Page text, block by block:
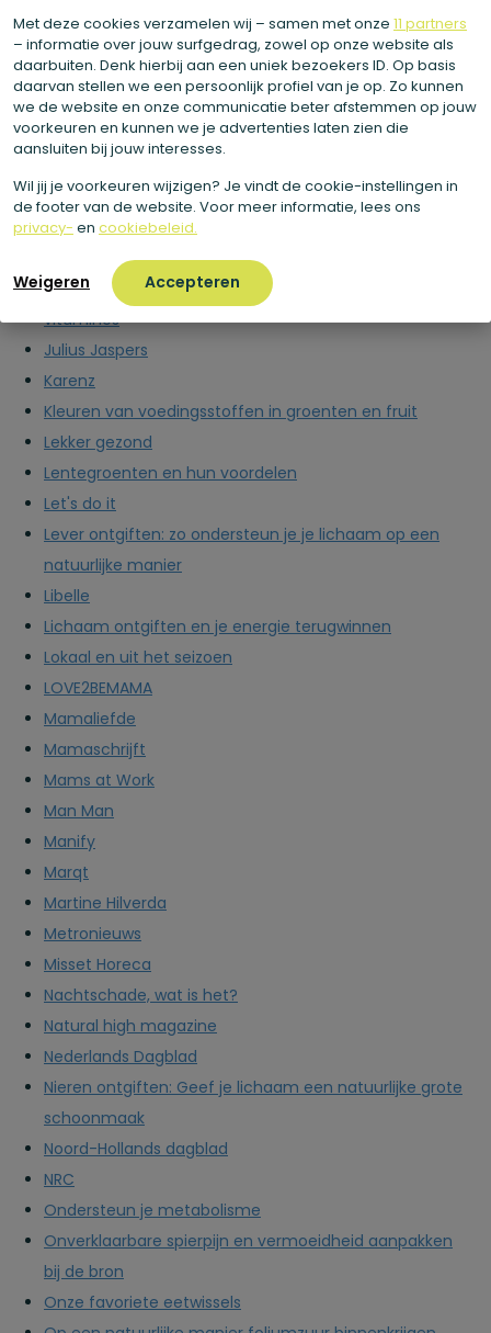
Met deze cookies verzamelen wij – samen met onze 11 partners
– informatie over jouw surfgedrag, zowel op onze website als
daarbuiten. Denk hierbij aan een uniek bezoekers ID. Op basis
daarvan stellen we een persoonlijk profiel van je op. Zo kunnen
we de website en onze communicatie beter afstemmen op jouw
voorkeuren en kunnen we je advertenties laten zien die
aansluiten bij jouw interesses.
Wil jij je voorkeuren wijzigen? Je vindt de cookie-instellingen in
de footer van de website. Voor meer informatie, lees ons
privacy- en cookiebeleid.
Weigeren Accepteren
I Love Health
I Love Health
Ijzerrijke voeding: Top 10 bronnen voor direct meer
energie
Intermittent fasting schema's en tips: Zo begin je
Is avocado gezond? Dit is waarom deze supervrucht zo
Is mango gezond? De waarheid over suikers en
vitamines
Julius Jaspers
Karenz
Kleuren van voedingsstoffen in groenten en fruit
Lekker gezond
Lentegroenten en hun voordelen
Let's do it
Lever ontgiften: zo ondersteun je je lichaam op een
natuurlijke manier
Libelle
Lichaam ontgiften en je energie terugwinnen
Lokaal en uit het seizoen
LOVE2BEMAMA
Mamaliefde
Mamaschrijft
Mams at Work
Man Man
Manify
Marqt
Martine Hilverda
Metronieuws
Misset Horeca
Nachtschade, wat is het?
Natural high magazine
Nederlands Dagblad
Nieren ontgiften: Geef je lichaam een natuurlijke grote
schoonmaak
Noord-Hollands dagblad
NRC
Ondersteun je metabolisme
Onverklaarbare spierpijn en vermoeidheid aanpakken
bij de bron
Onze favoriete eetwissels